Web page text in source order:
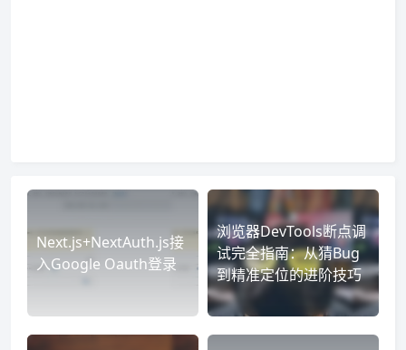
Next.js+NextAuth.js接
入Google Oauth登录
浏览器DevTools断点调
试完全指南：从猜Bug
到精准定位的进阶技巧